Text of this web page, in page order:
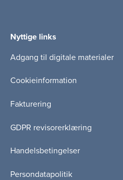
Nyttige links
Adgang til digitale materialer
Cookieinformation
Fakturering
GDPR revisorerklæring
Handelsbetingelser
Persondatapolitik